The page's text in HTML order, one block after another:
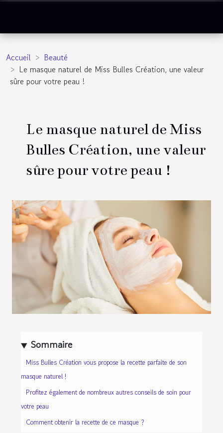
Accueil
Beauté
Le masque naturel de Miss Bulles Création, une valeur
sûre pour votre peau !
Le masque naturel de Miss
Bulles Création, une valeur
sûre pour votre peau !
Sommaire
Miss Bulles Création vous propose la recette parfaite de son
masque naturel !
Profitez également de nombreux autres conseils de soin pour
votre peau
Comment obtenir la recette de ce masque ?